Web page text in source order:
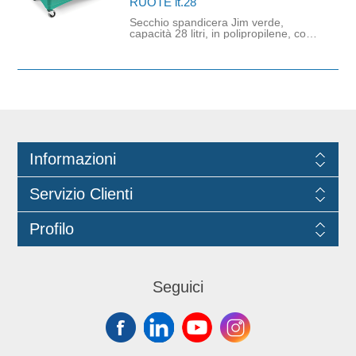
è certificato ReMade Italyl.
Secchio spandicera Jim verde,
capacità 28 litri, in polipropilene, con
speciale telaio con sistema a strappo.
Informazioni
Servizio Clienti
Profilo
Seguici